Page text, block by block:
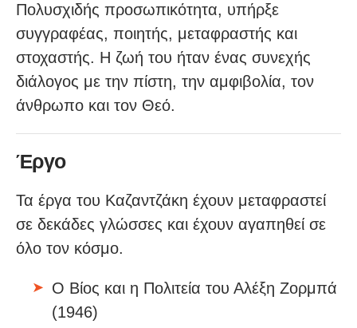
Πολυσχιδής προσωπικότητα, υπήρξε
συγγραφέας, ποιητής, μεταφραστής και
στοχαστής. Η ζωή του ήταν ένας συνεχής
διάλογος με την πίστη, την αμφιβολία, τον
άνθρωπο και τον Θεό.
Έργο
Τα έργα του Καζαντζάκη έχουν μεταφραστεί
σε δεκάδες γλώσσες και έχουν αγαπηθεί σε
όλο τον κόσμο.
Ο Βίος και η Πολιτεία του Αλέξη Ζορμπά
(1946)